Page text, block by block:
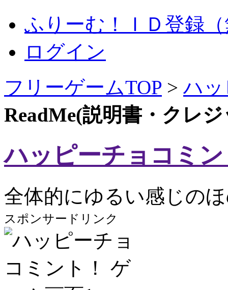
ふりーむ！ＩＤ登録
ログイン
フリーゲームTOP >ハ
ReadMe(説明書・クレ
ハッピーチョコミ
全体的にゆるい感じの
スポンサードリンク